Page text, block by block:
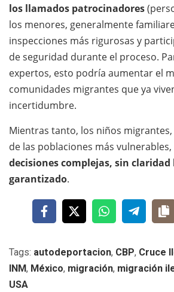
los llamados patrocinadores
los menores, generalmente
inspecciones más rigurosas y
de seguridad durante el proceso.
expertos, esto podría aumentar el
comunidades migrantes que ya
incertidumbre.
Mientras tanto, los niños
de las poblaciones más vulnerables,
decisiones complejas, sin
garantizado.
Tags: autodeportacion, CBP, Cruce
INM, México, migración, migración
USA